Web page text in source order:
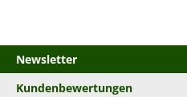
Newsletter
Kundenbewertungen